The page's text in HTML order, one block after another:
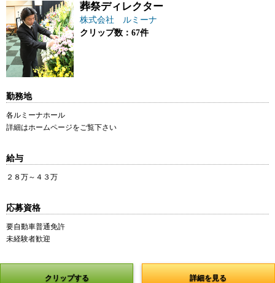
葬祭ディレクター
株式会社 ルミーナ
クリップ数：67件
勤務地
各ルミーナホール
詳細はホームページをご覧下さい
給与
２８万～４３万
応募資格
要自動車普通免許
未経験者歓迎
クリップする 詳細を見る